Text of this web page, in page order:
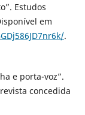
Estudos
em
.
e porta-voz”.
concedida